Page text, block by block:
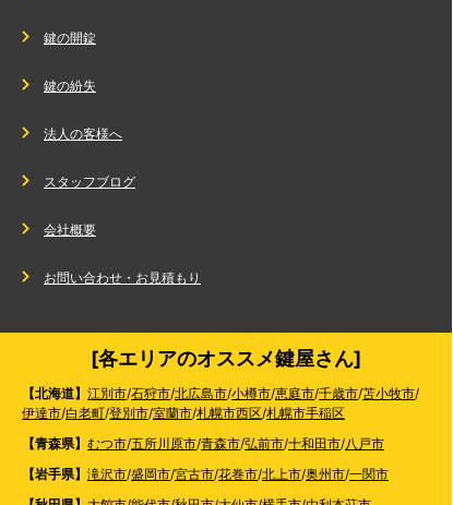
鍵の開錠
鍵の紛失
法人の客様へ
スタッフブログ
会社概要
お問い合わせ・お見積もり
[各エリアのオススメ鍵屋さん]
【北海道】 江別市/石狩市/北広島市/小樽市/恵庭市/千歳市/苫小牧市/
伊達市/白老町/登別市/室蘭市/札幌市西区/札幌市手稲区
【青森県】 むつ市/五所川原市/青森市/弘前市/十和田市/八戸市
【岩手県】 滝沢市/盛岡市/宮古市/花巻市/北上市/奥州市/一関市